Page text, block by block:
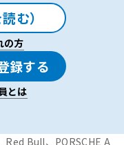
む）
の方
録する
とは
Bull、PORSCHE A